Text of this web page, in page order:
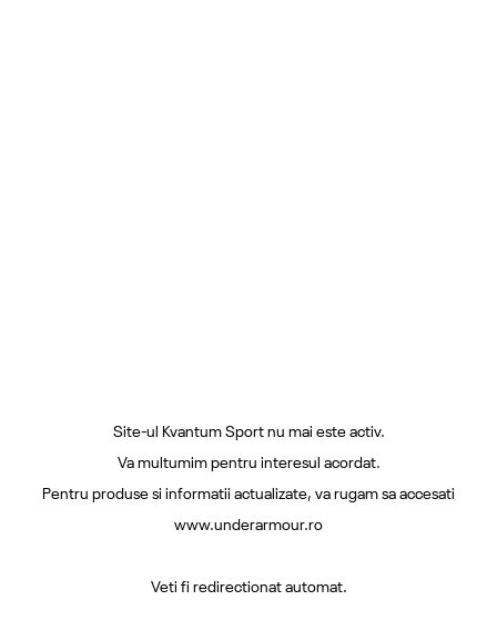
Site-ul Kvantum Sport nu mai este activ.
Va multumim pentru interesul acordat.
Pentru produse si informatii actualizate, va rugam sa accesati
www.underarmour.ro
Veti fi redirectionat automat.